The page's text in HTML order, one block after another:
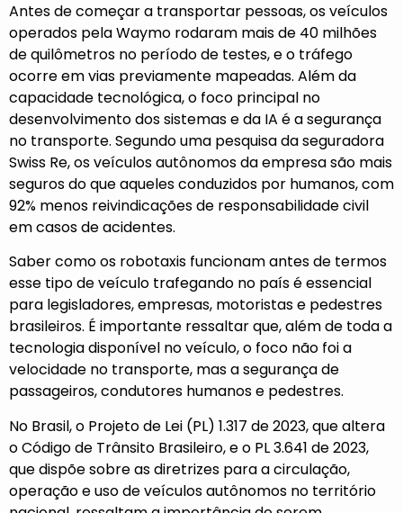
Antes de começar a transportar pessoas, os veículos
operados pela Waymo rodaram mais de 40 milhões
de quilômetros no período de testes, e o tráfego
ocorre em vias previamente mapeadas. Além da
capacidade tecnológica, o foco principal no
desenvolvimento dos sistemas e da IA é a segurança
no transporte. Segundo uma pesquisa da seguradora
Swiss Re, os veículos autônomos da empresa são mais
seguros do que aqueles conduzidos por humanos, com
92% menos reivindicações de responsabilidade civil
em casos de acidentes.
Saber como os robotaxis funcionam antes de termos
esse tipo de veículo trafegando no país é essencial
para legisladores, empresas, motoristas e pedestres
brasileiros. É importante ressaltar que, além de toda a
tecnologia disponível no veículo, o foco não foi a
velocidade no transporte, mas a segurança de
passageiros, condutores humanos e pedestres.
No Brasil, o Projeto de Lei (PL) 1.317 de 2023, que altera
o Código de Trânsito Brasileiro, e o PL 3.641 de 2023,
que dispõe sobre as diretrizes para a circulação,
operação e uso de veículos autônomos no território